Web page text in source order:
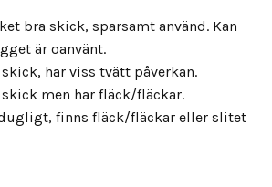
bra skick, sparsamt använd. Kan
är oanvänt.
har viss tvätt påverkan.
men har fläck/fläckar.
finns fläck/fläckar eller slitet